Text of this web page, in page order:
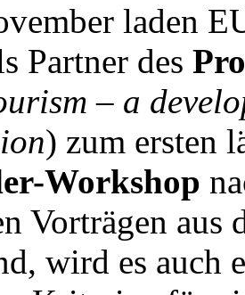
laden
Partner des
– a
) zum ersten
Workshop
Vorträgen
wird es auch